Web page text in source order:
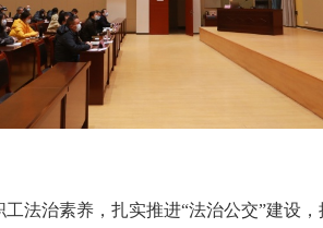
治素养，扎实推进“法治公交”建设